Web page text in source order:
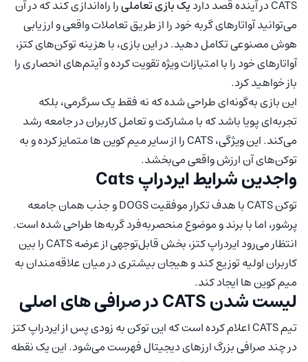
CATS در آینده قصد دارد یک بازی تعاملیرا راه‌اندازی کند که در آن
می‌توانید آواتارهای گربه خود را از طریق تعاملات واقعی و ارزیابی
هوش مصنوعی تکامل دهید. در این بازی، با هزینه توکن‌های کتز،
آواتارهای خود را با امتیازات ویژه تقویت کرده و آیتم‌های انحصاری را
باز خواهید کرد.
این بازی به‌گونه‌ای طراحی شده که نه فقط یک سرگرمی، بلکه
تجربه‌ای پویا باشد که با مشارکت و تعامل کاربران در جامعه رشد
می‌کند. این ویژگی، CATS را از سایر میم کوین ها متمایز کرده و به
توکن‌های آن ارزش واقعی می‌بخشد.
واجدین شرایط ایردراپ Cats
توکن CATS با هدف تکرار موفقیت DOGS و جذب همان جامعه
پرشور، اما با برند و موضوع منحصربه‌فرد گربه‌ها طراحی شده است.
انتظار می‌رود ایردراپ کتز، بخش قابل‌توجهی از عرضه CATS را بین
کاربران اولیه توزیع کند و هیجان بیشتری در میان علاقه‌مندان به
میم کوین ها ایجاد کند.
لیست شدن CATS در صرافی های اصلی
تیم CATS اعلام کرده است که این توکن به زودی پس از ایردراپ کتز
در چند صرافی بزرگ ارزهای دیجیتال فهرست می‌شود. این یک نقطه